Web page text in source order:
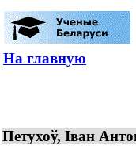
На главную
Петухоў, Іван